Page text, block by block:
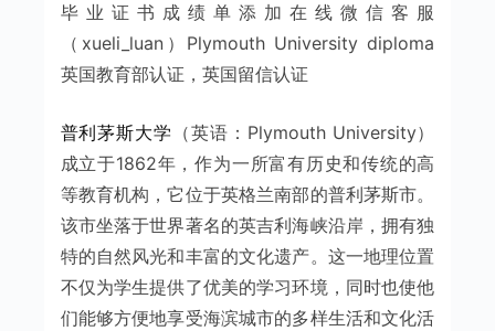
毕业证书成绩单添加在线微信客服
（xueli_luan）Plymouth University diploma
英国教育部认证，英国留信认证
普利茅斯大学 （英语：Plymouth University）
成立于1862年，作为一所富有历史和传统的高
等教育机构，它位于英格兰南部的普利茅斯市。
该市坐落于世界著名的英吉利海峡沿岸，拥有独
特的自然风光和丰富的文化遗产。这一地理位置
不仅为学生提供了优美的学习环境，同时也使他
们能够方便地享受海滨城市的多样生活和文化活